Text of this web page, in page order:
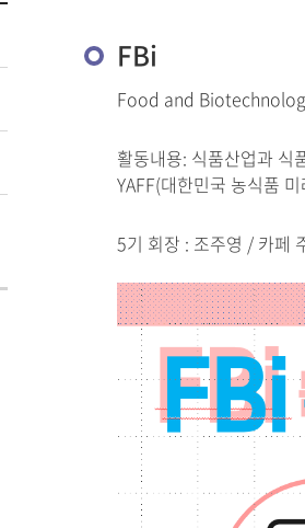
FBi
Food and
활동내용: 식품산업과 식
YAFF(대한민국 농식품
5기 회장 : 조주영 / 카페